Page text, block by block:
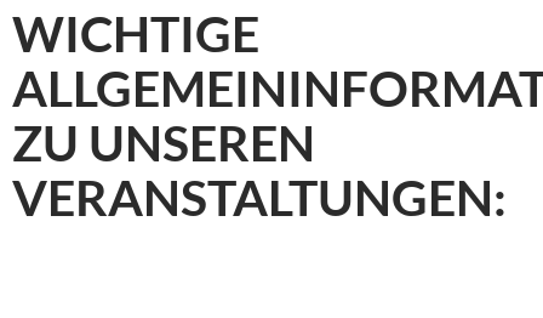
WICHTIGE
ZU UNSEREN
VERANSTALTUNGEN: